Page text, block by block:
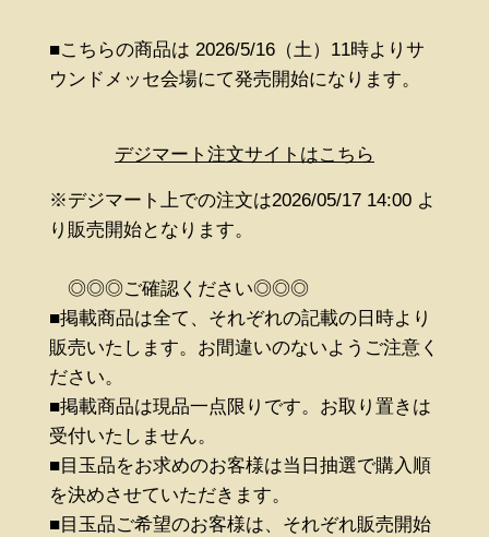
■こちらの商品は 2026/5/16（土）11時よりサ
ウンドメッセ会場にて発売開始になります。
デジマート注文サイトはこちら
※デジマート上での注文は2026/05/17 14:00 よ
り販売開始となります。
◎◎◎ご確認ください◎◎◎
■掲載商品は全て、それぞれの記載の日時より
販売いたします。お間違いのないようご注意く
ださい。
■掲載商品は現品一点限りです。お取り置きは
受付いたしません。
■目玉品をお求めのお客様は当日抽選で購入順
を決めさせていただきます。
■目玉品ご希望のお客様は、それぞれ販売開始